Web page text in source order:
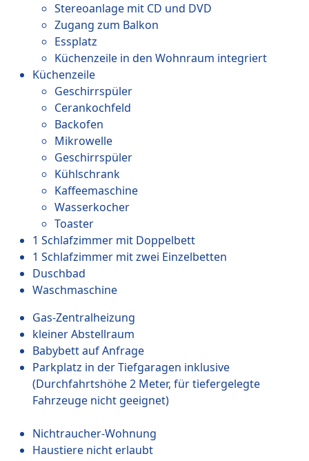
Stereoanlage mit CD und DVD
Zugang zum Balkon
Essplatz
Küchenzeile in den Wohnraum integriert
Küchenzeile
Geschirrspüler
Cerankochfeld
Backofen
Mikrowelle
Geschirrspüler
Kühlschrank
Kaffeemaschine
Wasserkocher
Toaster
1 Schlafzimmer mit Doppelbett
1 Schlafzimmer mit zwei Einzelbetten
Duschbad
Waschmaschine
Gas-Zentralheizung
kleiner Abstellraum
Babybett auf Anfrage
Parkplatz in der Tiefgaragen inklusive
(Durchfahrtshöhe 2 Meter, für tiefergelegte
Fahrzeuge nicht geeignet)
Nichtraucher-Wohnung
Haustiere nicht erlaubt